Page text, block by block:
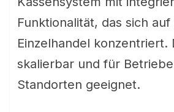
Funktionalität, das sich auf
Einzelhandel konzentriert.
skalierbar und für
Standorten geeignet.